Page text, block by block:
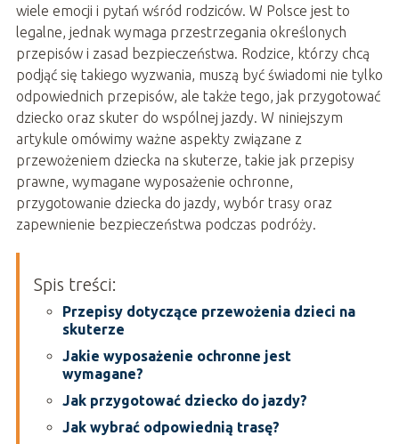
wiele emocji i pytań wśród rodziców. W Polsce jest to
legalne, jednak wymaga przestrzegania określonych
przepisów i zasad bezpieczeństwa. Rodzice, którzy chcą
podjąć się takiego wyzwania, muszą być świadomi nie tylko
odpowiednich przepisów, ale także tego, jak przygotować
dziecko oraz skuter do wspólnej jazdy. W niniejszym
artykule omówimy ważne aspekty związane z
przewożeniem dziecka na skuterze, takie jak przepisy
prawne, wymagane wyposażenie ochronne,
przygotowanie dziecka do jazdy, wybór trasy oraz
zapewnienie bezpieczeństwa podczas podróży.
Spis treści:
Przepisy dotyczące przewożenia dzieci na
skuterze
Jakie wyposażenie ochronne jest
wymagane?
Jak przygotować dziecko do jazdy?
Jak wybrać odpowiednią trasę?